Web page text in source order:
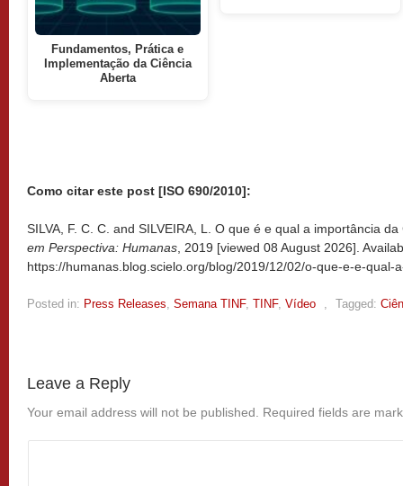
Fundamentos, Prática e
Implementação da Ciência
Aberta
Como citar este post [ISO 690/2010]:
SILVA, F. C. C. and SILVEIRA, L. O que é e qual a importância
em Perspectiva: Humanas, 2019 [viewed 08 August 2026].
https://humanas.blog.scielo.org/blog/2019/12/02/o-que-e-e-qual-
Posted in: Press Releases, Semana TINF, TINF, Vídeo , Tagged:
Leave a Reply
Your email address will not be published. Required fields are